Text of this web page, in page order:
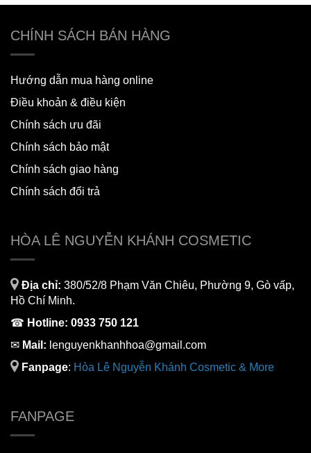
CHÍNH SÁCH BÁN HÀNG
Hướng dẫn mua hàng online
Điều khoản & điều kiện
Chính sách ưu đãi
Chính sách bảo mật
Chính sách giao hàng
Chính sách đổi trả
HÒA LÊ NGUYỄN KHÁNH COSMETIC
Địa chỉ: 380/52/8 Phạm Văn Chiêu, Phường 9, Gò vấp,
Hồ Chí Minh.
☎ Hotline: 0933 750 121
✉ Mail: lenguyenkhanhhoa@gmail.com
Fanpage: Hòa Lê Nguyễn Khánh Cosmetic & More
FANPAGE